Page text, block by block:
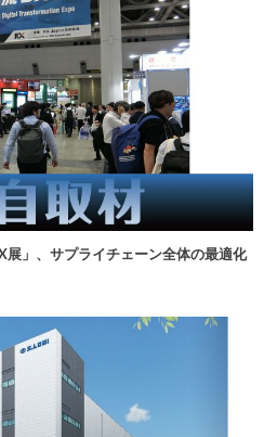
展」、サプライチェーン全体の最適化